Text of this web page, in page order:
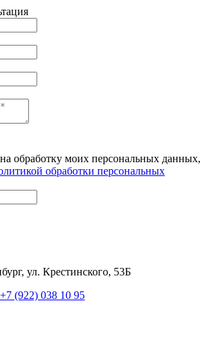
обработку моих персональных данных,
обработки персональных
ул. Крестинского, 53Б
+7 (922) 038 10 95